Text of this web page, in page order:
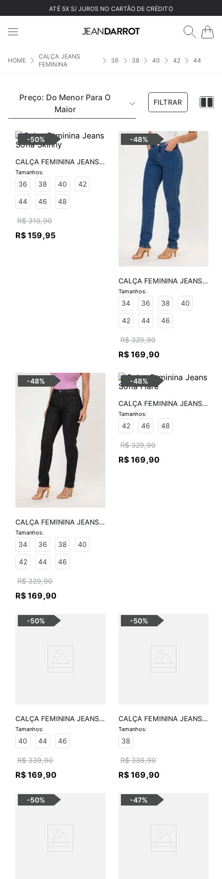
ATÉ 5X S/ JUROS NO CARTÃO DE CRÉDITO
CALÇA JEANS
FEMININA
36 38 40 42 44
Preço: Do Menor Para O
Maior
FILTRAR
-50%
CALÇA FEMININA JEANS
SOFIA SKINNY
36
38 40 42
44 46 48
R$ 319,90
R$ 159,95
-48%
CALÇA FEMININA JEANS
ISABELA SKINNY - JEANS
MÉDIO
34 36 38 40
42 44 46
R$ 329,90
R$ 169,90
-48%
CALÇA FEMININA JEANS
SOFIA SKINNY - JEANS
BLACK
34 36 38 40
42 44 46
R$ 329,90
R$ 169,90
-48%
CALÇA FEMININA JEANS
SOFIA FLARE
42
46 48
R$ 329,90
R$ 169,90
-50%
CALÇA FEMININA JEANS
HOT PANTS FLARE -
JEANS CLARO
40 44 46
R$ 339,90
R$ 169,90
-50%
CALÇA FEMININA JEANS
LUCIANA BOOTCUT
38
R$ 339,90
R$ 169,90
-50% -47%